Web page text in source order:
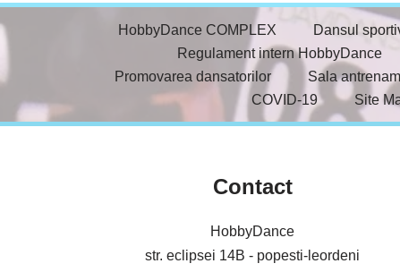
HobbyDance COMPLEX Dansul
Regulament intern HobbyDance
Promovarea dansatorilor
Sala
COVID-19
Site
Contact
HobbyDance
str. eclipsei 14B - popesti-leordeni